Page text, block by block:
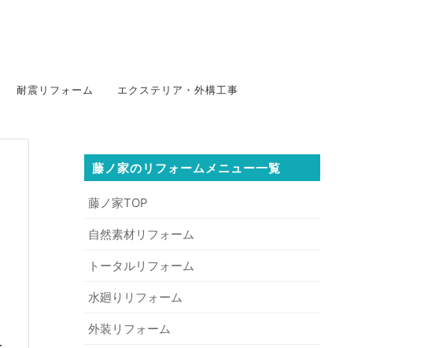
耐震リフォーム エクステリア・外構工事
藤ノ家のリフォームメニュー一覧
藤ノ家TOP
自然素材リフォーム
トータルリフォーム
水廻りリフォーム
外装リフォーム